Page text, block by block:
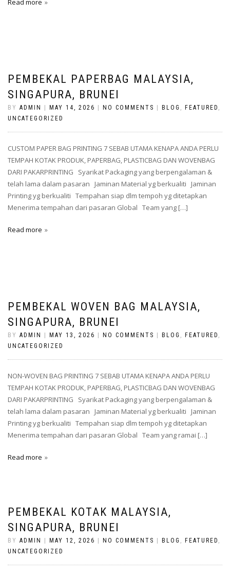
Read more
PEMBEKAL PAPERBAG MALAYSIA,
SINGAPURA, BRUNEI
BY ADMIN MAY 14, 2026 NO COMMENTS BLOG , FEATURED ,
UNCATEGORIZED
CUSTOM PAPER BAG PRINTING 7 SEBAB UTAMA KENAPA ANDA PERLU
TEMPAH KOTAK PRODUK, PAPERBAG, PLASTICBAG DAN WOVENBAG
DARI PAKARPRINTING Syarikat Packaging yang berpengalaman &
telah lama dalam pasaran Jaminan Material yg berkualiti Jaminan
Printing yg berkualiti Tempahan siap dlm tempoh yg ditetapkan
Menerima tempahan dari pasaran Global Team yang […]
Read more
PEMBEKAL WOVEN BAG MALAYSIA,
SINGAPURA, BRUNEI
BY ADMIN MAY 13, 2026 NO COMMENTS BLOG , FEATURED ,
UNCATEGORIZED
NON-WOVEN BAG PRINTING 7 SEBAB UTAMA KENAPA ANDA PERLU
TEMPAH KOTAK PRODUK, PAPERBAG, PLASTICBAG DAN WOVENBAG
DARI PAKARPRINTING Syarikat Packaging yang berpengalaman &
telah lama dalam pasaran Jaminan Material yg berkualiti Jaminan
Printing yg berkualiti Tempahan siap dlm tempoh yg ditetapkan
Menerima tempahan dari pasaran Global Team yang ramai […]
Read more
PEMBEKAL KOTAK MALAYSIA,
SINGAPURA, BRUNEI
BY ADMIN MAY 12, 2026 NO COMMENTS BLOG , FEATURED ,
UNCATEGORIZED